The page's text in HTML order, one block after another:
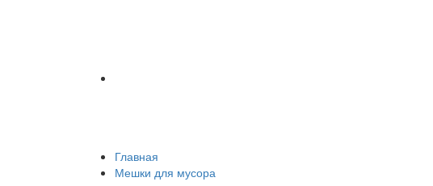
Главная
Мешки для мусора